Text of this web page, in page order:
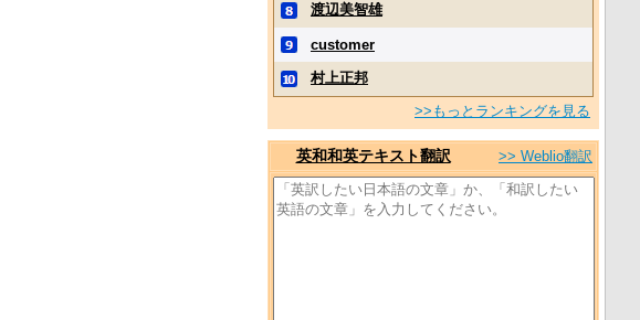
渡辺美智雄
customer
村上正邦
>>もっとランキングを見る
英和和英テキスト翻訳 >> Weblio翻訳